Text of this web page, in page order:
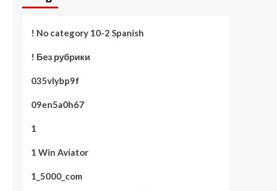
! No category 10-2 Spanish
! Без рубрики
035vlybp9f
09en5a0h67
1
1 Win Aviator
1_5000_com